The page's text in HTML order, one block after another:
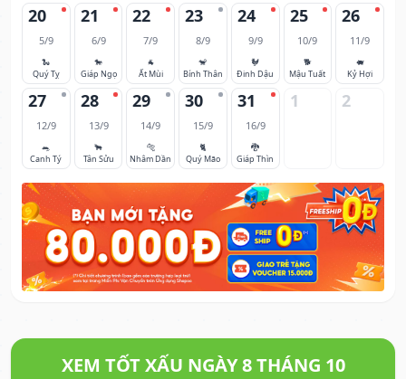
20
5/9
🐍
Quý Tỵ
21
6/9
🐎
Giáp Ngọ
22
7/9
🐐
Ất Mùi
23
8/9
🐒
Bính Thân
24
9/9
🐓
Đinh Dậu
25
10/9
🐕
Mậu Tuất
26
11/9
🐖
Kỷ Hợi
27
12/9
🐀
Canh Tý
28
13/9
🐂
Tân Sửu
29
14/9
🐅
Nhâm Dần
30
15/9
🐈
Quý Mão
31
16/9
🐉
Giáp Thìn
1 2
XEM TỐT XẤU NGÀY 8 THÁNG 10